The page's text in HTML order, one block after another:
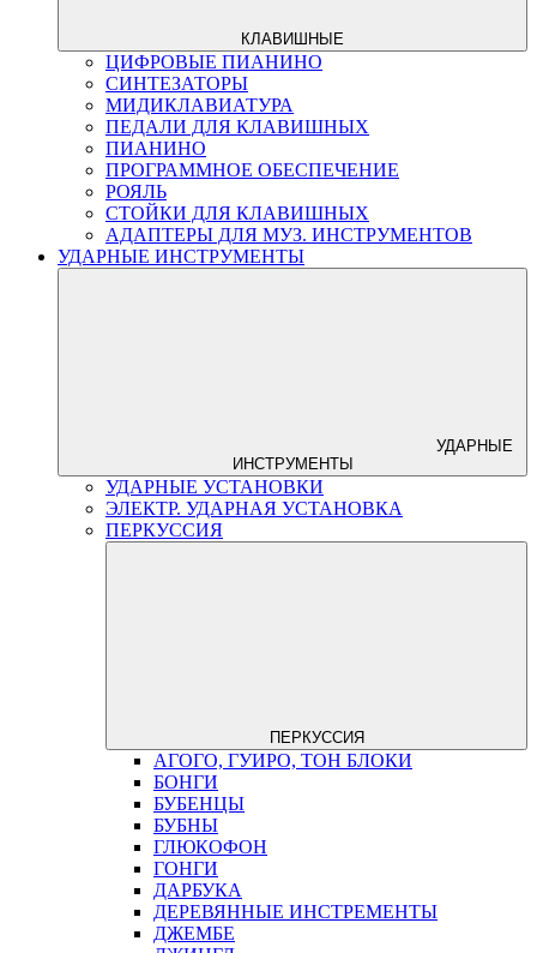
КЛАВИШНЫЕ
ЦИФРОВЫЕ ПИАНИНО
СИНТЕЗАТОРЫ
МИДИКЛАВИАТУРА
ПЕДАЛИ ДЛЯ КЛАВИШНЫХ
ПИАНИНО
ПРОГРАММНОЕ ОБЕСПЕЧЕНИЕ
РОЯЛЬ
СТОЙКИ ДЛЯ КЛАВИШНЫХ
АДАПТЕРЫ ДЛЯ МУЗ. ИНСТРУМЕНТОВ
УДАРНЫЕ ИНСТРУМЕНТЫ
УДАРНЫЕ
ИНСТРУМЕНТЫ
УДАРНЫЕ УСТАНОВКИ
ЭЛЕКТР. УДАРНАЯ УСТАНОВКА
ПЕРКУССИЯ
ПЕРКУССИЯ
АГОГО, ГУИРО, ТОН БЛОКИ
БОНГИ
БУБЕНЦЫ
БУБНЫ
ГЛЮКОФОН
ГОНГИ
ДАРБУКА
ДЕРЕВЯННЫЕ ИНСТРЕМЕНТЫ
ДЖЕМБЕ